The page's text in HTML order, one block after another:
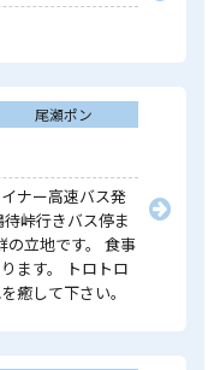
尾瀬ポン
ナー高速バス発
峠行きバス停ま
の立地です。 食事
ます。 トロトロ
癒して下さい。